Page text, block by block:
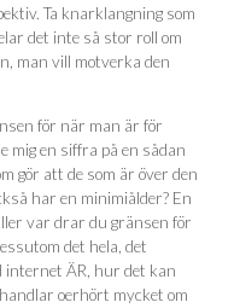
Ta knarklangning som
det inte så stor roll om
man vill motverka den
för när man är för
mig en siffra på en sådan
gör att de som är över den
har en minimiålder? En
var drar du gränsen för
det hela, det
ÄR, hur det kan
oerhört mycket om